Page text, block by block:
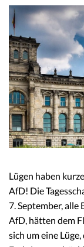
Lügen haben
AfD! Die
7. September,
AfD, hätten dem
sich um eine